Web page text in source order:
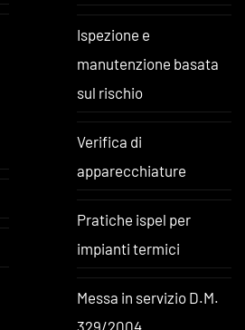
Ispezione e
manutenzione basata
sul rischio
Verifica di
apparecchiature
Pratiche ispel per
impianti termici
Messa in servizio D.M.
329/2004